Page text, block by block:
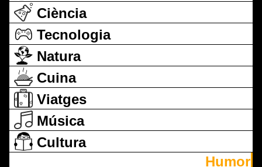
Ciència
Tecnologia
Natura
Cuina
Viatges
Música
Cultura
Humor